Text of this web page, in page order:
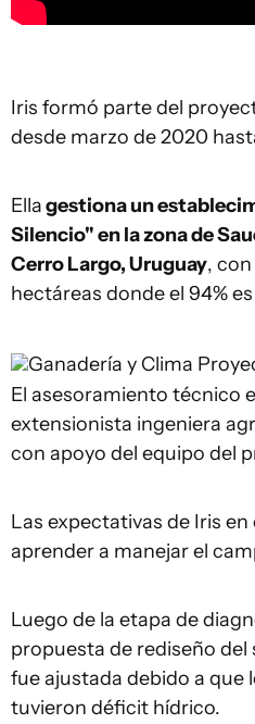
Iris formó parte del
desde marzo de 2020
Ellagestiona un
Silencio" en la zona de
Cerro Largo, Uruguay,
hectáreas donde el 94%
Ganadería y Clima
El asesoramiento técnico
extensionista ingeniera
con apoyo del equipo del
Las expectativas de Iris
aprender a manejar el
Luego de la etapa de
propuesta de rediseño
fue ajustada debido a que
tuvieron déficit hídrico.